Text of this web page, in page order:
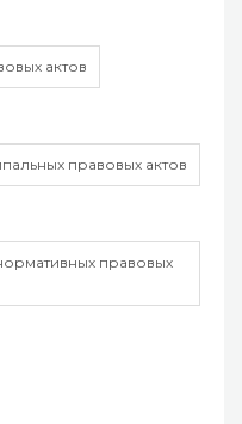
актов
правовых актов
правовых